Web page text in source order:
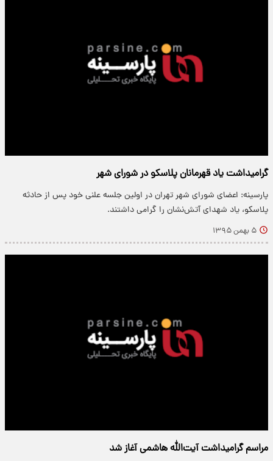
گرامیداشت یاد قهرمانان پلاسکو در شورای شهر
پارسینه: اعضای شورای شهر تهران در اولین جلسه علنی خود پس از حادثه
پلاسکو، یاد شهدای آتش‌نشان را گرامی داشتند.
۵ بهمن ۱۳۹۵
مراسم گرامیداشت آیت‌الله هاشمی آغاز شد